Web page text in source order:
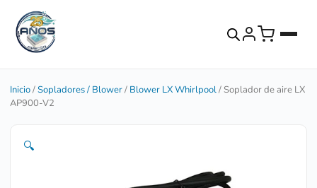
Inicio/Sopladores / Blower/ Blower LX Whirlpool/ Soplador de aire LX
AP900-V2
🔍